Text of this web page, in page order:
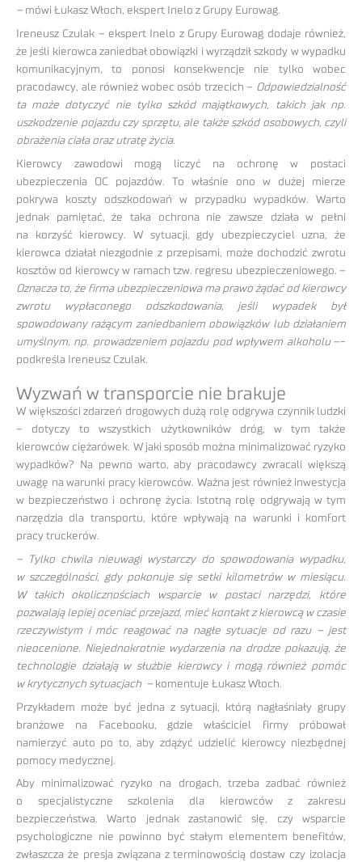
– mówi Łukasz Włoch, ekspert Inelo z Grupy Eurowag.
Ireneusz Czulak – ekspert Inelo z Grupy Eurowag dodaje również,
że jeśli kierowca zaniedbał obowiązki i wyrządził szkody w wypadku
komunikacyjnym, to ponosi konsekwencje nie tylko wobec
pracodawcy, ale również wobec osób trzecich – Odpowiedzialność
ta może dotyczyć nie tylko szkód majątkowych, takich jak np.
uszkodzenie pojazdu czy sprzętu, ale także szkód osobowych, czyli
obrażenia ciała oraz utratę życia.
Kierowcy zawodowi mogą liczyć na ochronę w postaci
ubezpieczenia OC pojazdów. To właśnie ono w dużej mierze
pokrywa koszty odszkodowań w przypadku wypadków. Warto
jednak pamiętać, że taka ochrona nie zawsze działa w pełni
na korzyść kierowcy. W sytuacji, gdy ubezpieczyciel uzna, że
kierowca działał niezgodnie z przepisami, może dochodzić zwrotu
kosztów od kierowcy w ramach tzw. regresu ubezpieczeniowego. –
Oznacza to, że firma ubezpieczeniowa ma prawo żądać od kierowcy
zwrotu wypłaconego odszkodowania, jeśli wypadek był
spowodowany rażącym zaniedbaniem obowiązków lub działaniem
umyślnym, np. prowadzeniem pojazdu pod wpływem alkoholu –-
podkreśla Ireneusz Czulak.
Wyzwań w transporcie nie brakuje
W większości zdarzeń drogowych dużą rolę odgrywa czynnik ludzki
– dotyczy to wszystkich użytkowników dróg, w tym także
kierowców ciężarówek. W jaki sposób można minimalizować ryzyko
wypadków? Na pewno warto, aby pracodawcy zwracali większą
uwagę na warunki pracy kierowców. Ważna jest również inwestycja
w bezpieczeństwo i ochronę życia. Istotną rolę odgrywają w tym
narzędzia dla transportu, które wpływają na warunki i komfort
pracy truckerów.
– Tylko chwila nieuwagi wystarczy do spowodowania wypadku,
w szczególności, gdy pokonuje się setki kilometrów w miesiącu.
W takich okolicznościach wsparcie w postaci narzędzi, które
pozwalają lepiej oceniać przejazd, mieć kontakt z kierowcą w czasie
rzeczywistym i móc reagować na nagłe sytuacje od razu – jest
nieocenione. Niejednokrotnie wydarzenia na drodze pokazują, że
technologie działają w służbie kierowcy i mogą również pomóc
w krytycznych sytuacjach – komentuje Łukasz Włoch.
Przykładem może być jedna z sytuacji, którą nagłaśniały grupy
branżowe na Facebooku, gdzie właściciel firmy próbował
namierzyć auto po to, aby zdążyć udzielić kierowcy niezbędnej
pomocy medycznej.
Aby minimalizować ryzyko na drogach, trzeba zadbać również
o specjalistyczne szkolenia dla kierowców z zakresu
bezpieczeństwa. Warto jednak zastanowić się, czy wsparcie
psychologiczne nie powinno być stałym elementem benefitów,
zwłaszcza że presja związana z terminowością dostaw czy izolacja